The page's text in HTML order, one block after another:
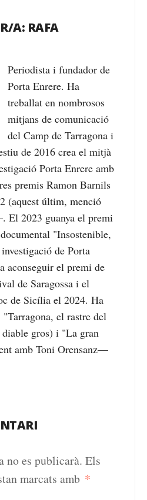
A: RAFA
Periodista i fundador de
Porta Enrere. Ha
treballat en nombrosos
mitjans de comunicació
del Camp de Tarragona i
de 2016 crea el mitjà
Porta Enrere amb
premis Ramon Barnils
(aquest últim, menció
El 2023 guanya el premi
"Insostenible,
de Porta
aconseguir el premi de
de Saragossa i el
de Sicília el 2024. Ha
el rastre del
gros) i "La gran
amb Toni Orensanz—
no es publicarà. Els
marcats amb *